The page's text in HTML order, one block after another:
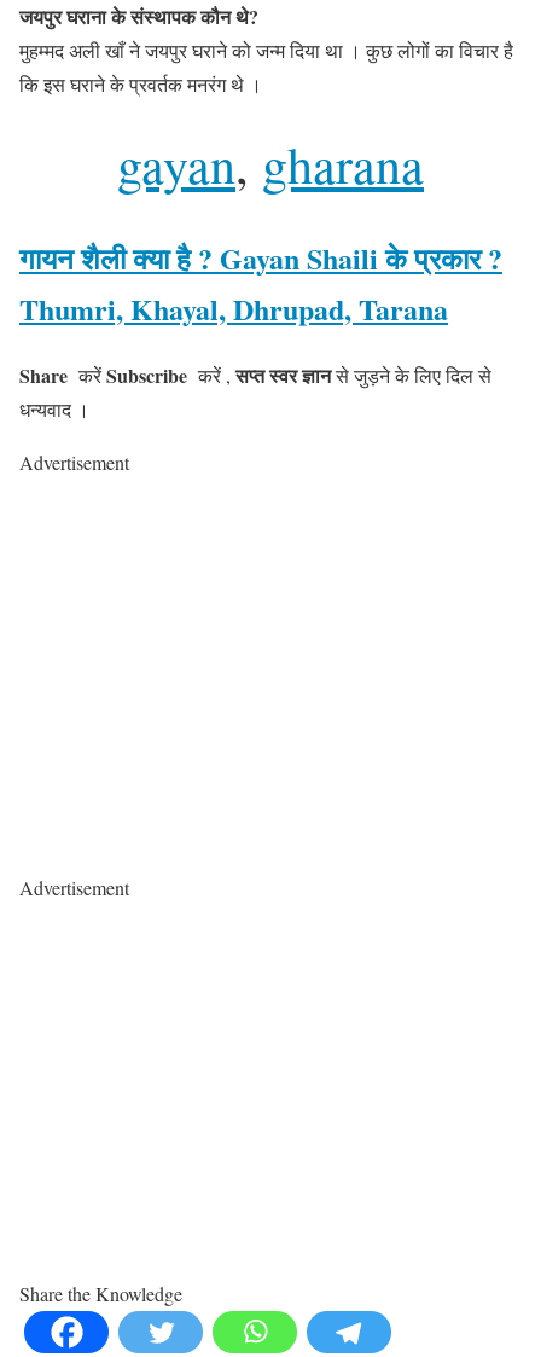
जयपुर घरानाके संस्थापक कौन थे?
मुहम्मद अली खाँ ने जयपुर घराने को जन्म दिया था । कुछ लोगों का विचार है
कि इस घराने के प्रवर्तक मनरंग थे ।
gayan, gharana
गायन शैली क्या है ? Gayan Shaili के प्रकार ?
Thumri, Khayal, Dhrupad, Tarana
ShareकरेंSubscribeकरें ,सप्त स्वर ज्ञानसे जुड़ने के लिए दिल से
धन्यवाद ।
Advertisement
Advertisement
Share the Knowledge